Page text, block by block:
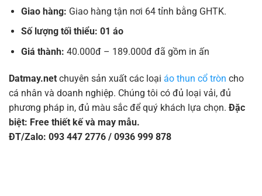
Giao hàng: Giao hàng tận nơi 64 tỉnh bằng GHTK.
Số lượng tối thiểu: 01 áo
Giá thành: 40.000đ – 189.000đ đã gồm in ấn
Datmay.net chuyên sản xuất các loại áo thun cổ tròn cho
cá nhân và doanh nghiệp. Chúng tôi có đủ loại vải, đủ
phương pháp in, đủ màu sắc để quý khách lựa chọn. Đặc
biệt: Free thiết kế và may mẫu.
ĐT/Zalo: 093 447 2776 / 0936 999 878